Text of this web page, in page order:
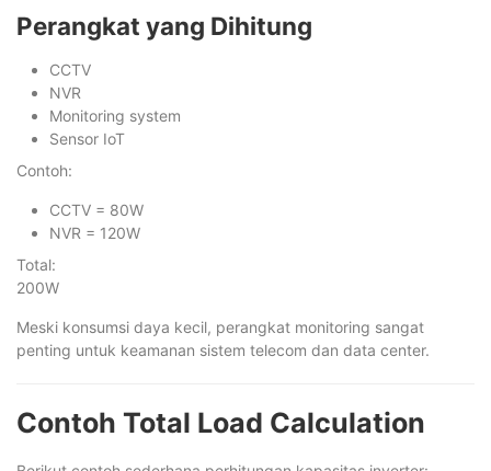
Perangkat yang Dihitung
CCTV
NVR
Monitoring system
Sensor IoT
Contoh:
CCTV = 80W
NVR = 120W
Total:
200W
Meski konsumsi daya kecil, perangkat monitoring sangat
penting untuk keamanan sistem telecom dan data center.
Contoh Total Load Calculation